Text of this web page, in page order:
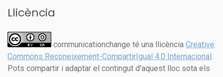
Llicència
communicationchange té una llicència Creative
Commons Reconeixement-CompartirIgual 4.0 Internacional.
Pots compartir i adaptar el contingut d'aquest lloc sota els